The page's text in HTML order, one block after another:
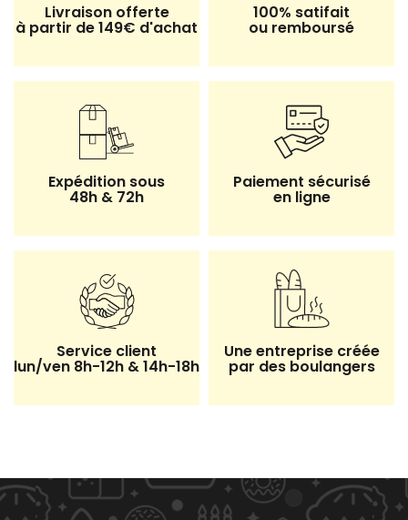
Livraison offerte
à partir de 149€ d'achat
100% satifait
ou remboursé
Expédition sous
48h & 72h
Paiement sécurisé
en ligne
Service client
lun/ven 8h-12h & 14h-18h
Une entreprise créée
par des boulangers